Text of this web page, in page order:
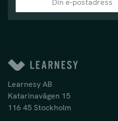
Learnesy AB
Katarinavägen 15
116 45 Stockholm